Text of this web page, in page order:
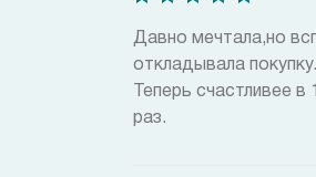
Давно мечтала,но
откладывала покупку.
Теперь счастливее в
раз.